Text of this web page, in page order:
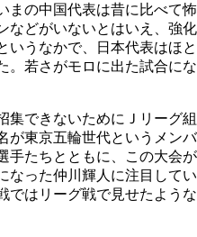
まの中国代表は昔に比べて怖
などがいないとはいえ、強化
いうなかで、日本代表はほと
。若さがモロに出た試合にな
集できないためにＪリーグ組
が東京五輪世代というメンバ
手たちとともに、この大会が
なった仲川輝人に注目してい
ではリーグ戦で見せたような